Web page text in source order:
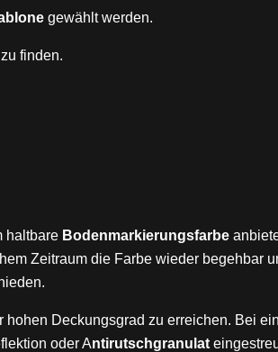
gewählt werden.
finden.
haltbare Bodenmarkierungsfarbe
Zeitraum die Farbe wieder begehbar
Deckungsgrad zu erreichen. Bei
oder Antirutschgranulat